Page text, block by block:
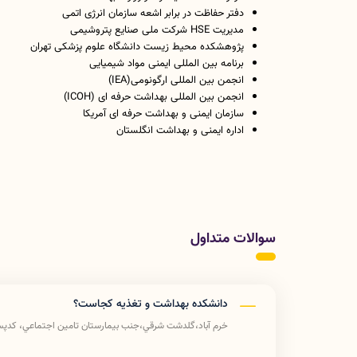
دفتر حفاظت در برابر اشعه سازمان انرژی اتمی
مدیریتHSE شرکت ملی صنایع پتروشیمی
پژوهشکده محیط زیست دانشگاه علوم پزشکی تهران
برنامه بین المللی ایمنی مواد شیمیایی
انجمن بین المللی ارگونومی(IEA
)
انجمن بین المللی بهداشت حرفه ای (ICOH
)
سازمان ایمنی و بهداشت حرفه ای آمریکا
اداره ایمنی و بهداشت انگلستان
سوالات متداول
دانشکده بهداشت و تغذیه کجاست؟
خرم آباد،گلدشت شرقي،جنب بيمارستان تامين اجتماعي، كدپستي